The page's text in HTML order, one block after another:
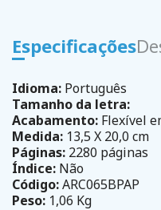
Especificações
Idioma: Português
Tamanho da letra:
Acabamento: Flexível
Medida: 13,5 X 20,0 cm
Páginas: 2280 páginas
Índice: Não
Código:ARC065BPAP
Peso: 1,06 Kg